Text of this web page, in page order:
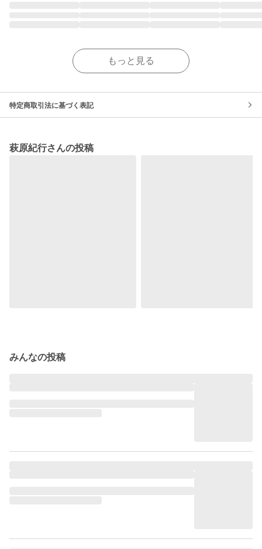
もっと見る
特定商取引法に基づく表記
萩原紀行さんの投稿
みんなの投稿